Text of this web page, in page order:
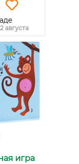
августа
игра